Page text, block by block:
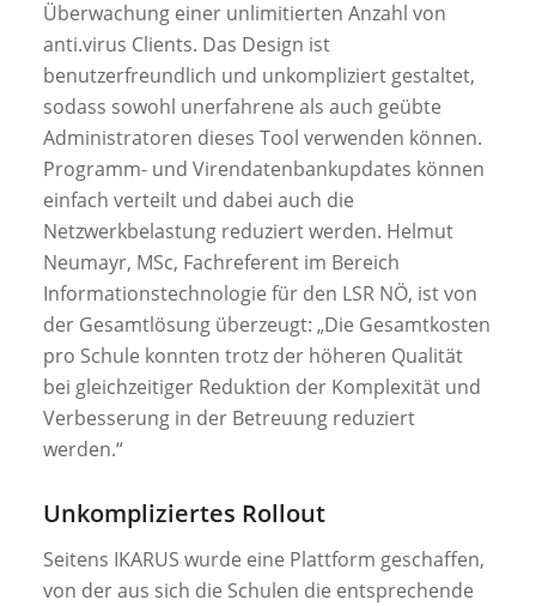
Überwachung einer unlimitierten Anzahl von
anti.virus Clients. Das Design ist
benutzerfreundlich und unkompliziert gestaltet,
sodass sowohl unerfahrene als auch geübte
Administratoren dieses Tool verwenden können.
Programm- und Virendatenbankupdates können
einfach verteilt und dabei auch die
Netzwerkbelastung reduziert werden. Helmut
Neumayr, MSc, Fachreferent im Bereich
Informationstechnologie für den LSR NÖ, ist von
der Gesamtlösung überzeugt: „Die Gesamtkosten
pro Schule konnten trotz der höheren Qualität
bei gleichzeitiger Reduktion der Komplexität und
Verbesserung in der Betreuung reduziert
werden.“
Unkompliziertes Rollout
Seitens IKARUS wurde eine Plattform geschaffen,
von der aus sich die Schulen die entsprechende